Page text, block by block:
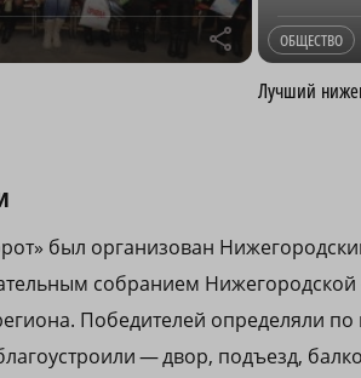
r ОБЩЕСТВО
Лучший
был организован
собранием
региона. Победителей определяли
— двор, подъезд,